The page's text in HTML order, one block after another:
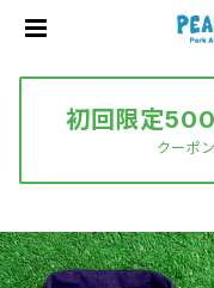
初回限定500
クーポ